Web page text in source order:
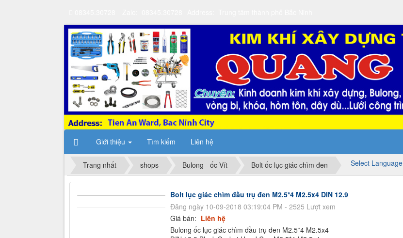
Giới thiệu Tìm kiếm Liên hệ
Trang nhất shops Bulong - ốc Vít Bolt ốc lục giác chìm đen Select Language
Bolt lục giác chìm đầu trụ đen M2.5*4 M2.5x4 DIN 12.9
Đăng ngày 10-09-2018 03:19:04 PM - 2525 Lượt xem
Giá bán: Liên hệ
Bulong ốc lục giác chìm đầu trụ đen M2.5*4 M2.5x4